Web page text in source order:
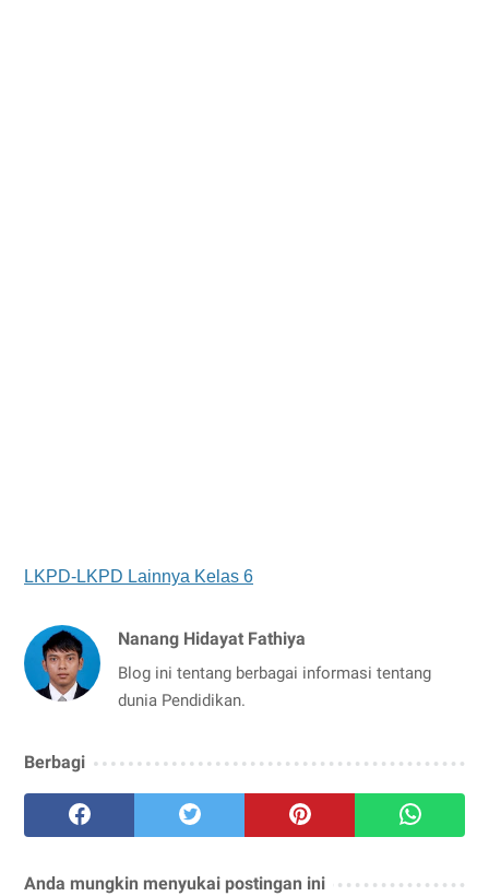
LKPD-LKPD Lainnya Kelas 6
Nanang Hidayat Fathiya
Blog ini tentang berbagai informasi tentang
dunia Pendidikan.
Berbagi
Anda mungkin menyukai postingan ini